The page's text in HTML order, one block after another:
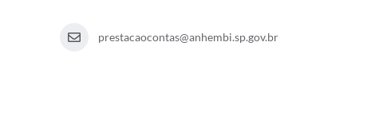
prestacaocontas@anhembi.sp.gov.br